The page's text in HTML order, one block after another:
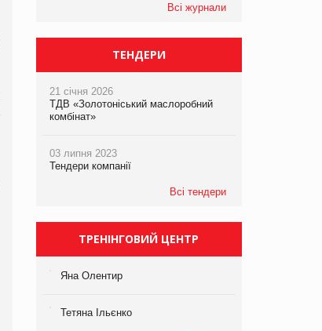
Всі журнали
ТЕНДЕРИ
21 січня 2026
ТДВ «Золотоніський маслоробний
комбінат»
03 липня 2023
Тендери компанії
Всі тендери
ТРЕНІНГОВИЙ ЦЕНТР
Яна Олентир
Тетяна Ільєнко